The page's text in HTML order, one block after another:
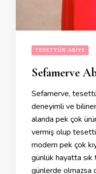
TESETTÜR ABIYE
Sefamerve
Sefamerve,
deneyimli ve
alanda pek çok
vermiş olup
modern pek çok
günlük hayatta
günlerde olmazsa